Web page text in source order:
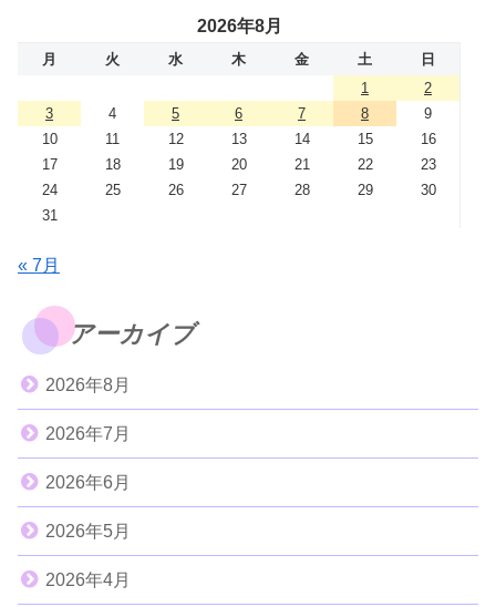
2026年8月
月 火 水 木 金 土
日
1
2
3
4 5 6 7 8
9
10
11 12 13 14 15
16
17
18 19 20 21 22
23
24
25 26 27 28 29
30
31
« 7月
アーカイブ
2026年8月
2026年7月
2026年6月
2026年5月
2026年4月